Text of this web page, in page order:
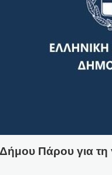
Πάρου για τη